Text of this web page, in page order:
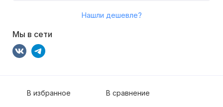
Нашли дешевле?
Мы в сети
В избранное В сравнение